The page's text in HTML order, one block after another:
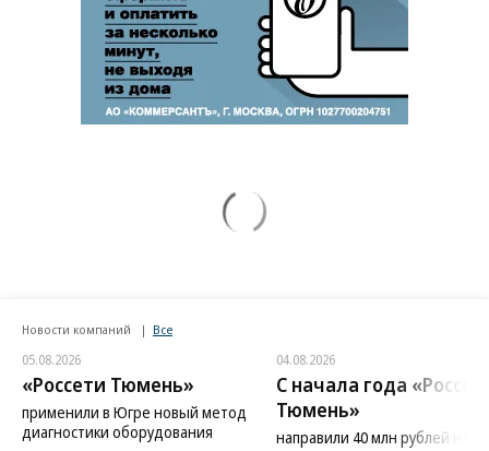
Новости компаний Все
05.08.2026
«Россети Тюмень»
применили в Югре новый метод
диагностики оборудования
04.08.2026
С начала года
Тюмень»
направили 40 млн рублей на